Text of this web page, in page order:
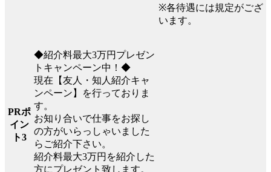
※各待遇には規定がござ
います。
PRポ
イン
ト3
◆紹介料最大3万円プレゼン
トキャンペーン中！◆
現在【友人・知人紹介キャ
ンペーン】を行っておりま
す。
お知り合いで仕事をお探し
の方がいらっしゃいました
らご紹介下さい。
紹介料最大3万円を紹介した
方にプレゼント致します。